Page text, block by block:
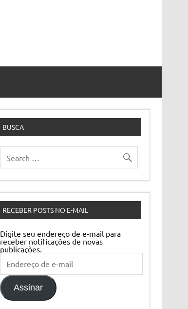
BUSCA
RECEBER POSTS NO E-MAIL
Digite seu endereço de e-mail para
receber notificações de novas
publicações.
Endereço
de
e-
mail
Assinar